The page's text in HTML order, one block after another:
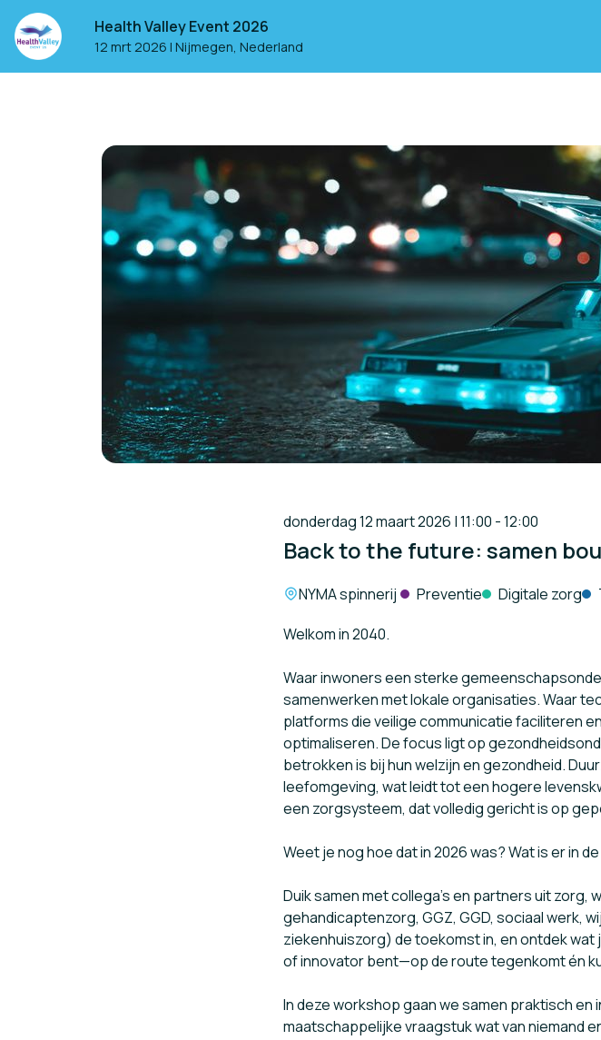
Health Valley Event 2026
12 mrt 2026 | Nijmegen, Nederland
donderdag 12 maart 2026 | 11:00 - 12:00
Back to the future: samen
Locatie:
NYMA spinnerij Preventie Digitale zorg
Welkom in 2040.
Waar inwoners een sterke
samenwerken met lokale organisaties. Waar
platforms die veilige communicatie faciliteren
optimaliseren. De focus ligt op
betrokken is bij hun welzijn en gezondheid.
leefomgeving, wat leidt tot een hogere
een zorgsysteem, dat volledig gericht is op
Weet je nog hoe dat in 2026 was? Wat is er in
Duik samen met collega’s en partners uit zorg,
gehandicaptenzorg, GGZ, GGD, sociaal werk,
ziekenhuiszorg) de toekomst in, en ontdek
of innovator bent—op de route tegenkomt én
In deze workshop gaan we samen praktisch
maatschappelijke vraagstuk wat van niemand